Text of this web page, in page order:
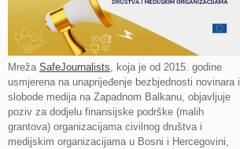
Mreža SafeJournalists , koja je od 2015. godine
usmjerena na unaprijeđenje bezbjednosti novinara i
slobode medija na Zapadnom Balkanu, objavljuje
poziv za dodjelu finansijske podrške (malih
grantova) organizacijama civilnog društva i
medijskim organizacijama u Bosni i Hercegovini,